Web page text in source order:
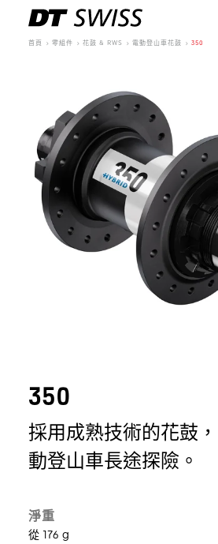
首頁 零組件 花鼓 & RWS 電動登山車花鼓 350
350
採用成熟技術的花鼓
動登山車長途探險。
淨重
從 176 g